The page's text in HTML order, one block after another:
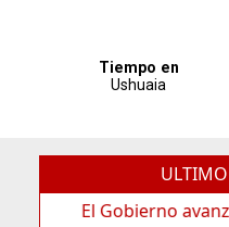
El Gobierno avanza con